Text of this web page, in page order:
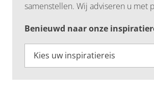
samenstellen. Wij adviseren u met
Benieuwd naar onze